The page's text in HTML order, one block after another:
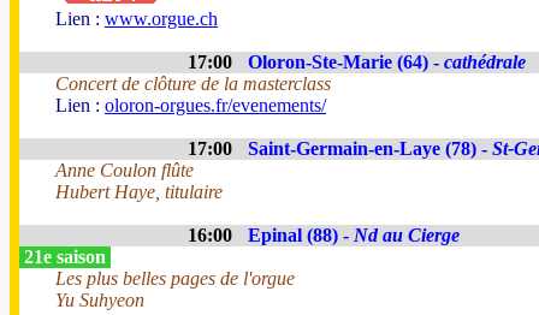
Lien : www.orgue.ch
17:00 Oloron-Ste-Marie (64) - cathédrale
Concert de clôture de la masterclass
Lien : oloron-orgues.fr/evenements/
17:00 Saint-Germain-en-Laye (78) - St-
Anne Coulon flûte
Hubert Haye, titulaire
16:00 Epinal (88) - Nd au Cierge
21e saison
Les plus belles pages de l'orgue
Yu Suhyeon